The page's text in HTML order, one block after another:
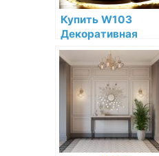
Купить W103
Декоративная
панель Cubi Orac
Decor Полиуретан
Orac Decor по
низкой цене в
интернет-
магазине